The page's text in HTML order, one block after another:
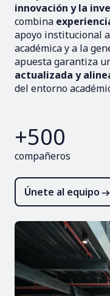
innovación y la
combina
apoyo institucional
académica y a la
apuesta garantiza
actualizada y
del entorno
+500
compañeros
Únete al equipo